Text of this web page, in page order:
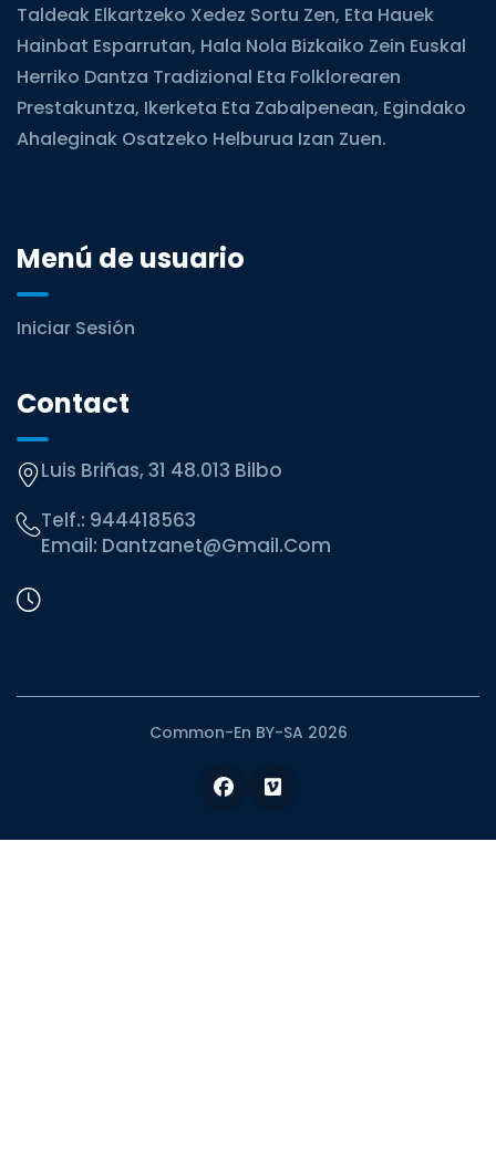
Taldeak Elkartzeko Xedez Sortu Zen, Eta Hauek
Hainbat Esparrutan, Hala Nola Bizkaiko Zein Euskal
Herriko Dantza Tradizional Eta Folklorearen
Prestakuntza, Ikerketa Eta Zabalpenean, Egindako
Ahaleginak Osatzeko Helburua Izan Zuen.
Menú de usuario
Iniciar Sesión
Contact
Luis Briñas, 31 48.013 Bilbo
Telf.: 944418563
Email: Dantzanet@gmail.com
Common-En BY-SA 2026
Facebook
Vimeo